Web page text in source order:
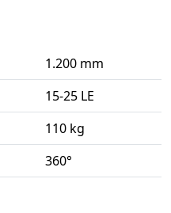
1.200 mm
15-25 LE
110 kg
360°